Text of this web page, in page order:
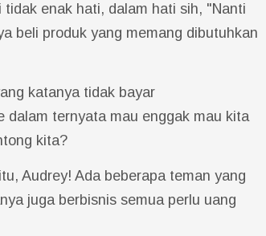
enak hati, dalam hati sih, "Nanti
beli produk yang memang dibutuhkan
katanya tidak bayar
dalam ternyata mau enggak mau kita
kita?
Audrey! Ada beberapa teman yang
juga berbisnis semua perlu uang